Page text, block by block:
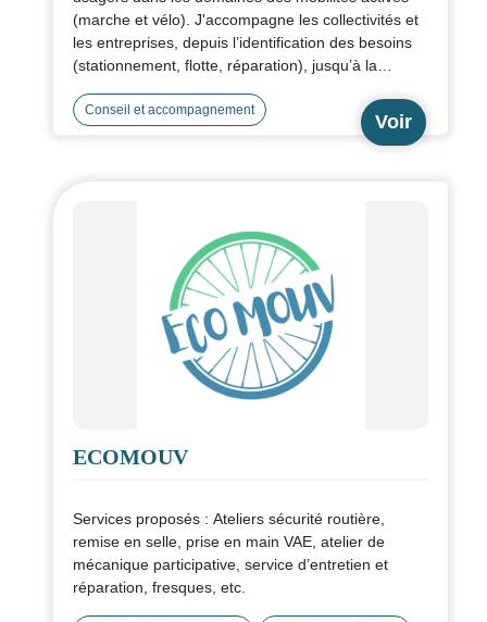
(marche et vélo). J'accompagne les collectivités et
les entreprises, depuis l’identification des besoins
(stationnement, flotte, réparation), jusqu’à la
services et de dispositifs en faveur du vélo
Conseil et accompagnement
Voir
ECOMOUV
Services proposés : Ateliers sécurité routière,
remise en selle, prise en main VAE, atelier de
mécanique participative, service d’entretien et
réparation, fresques, etc.